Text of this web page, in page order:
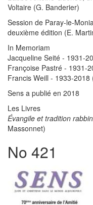
Voltaire (G. Banderier)
Session de Paray-le-
deuxième édition (E.
In Memoriam
Jacqueline Seité - 1931-
Françoise Pastré - 1931-
Francis Weill - 1933-2018
Sens a publié en 2018
Les Livres
Évangile et tradition
Massonnet)
No 421